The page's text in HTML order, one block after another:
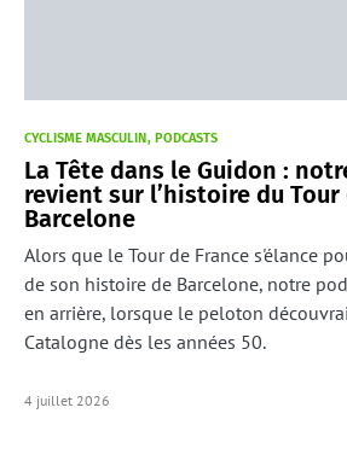
CYCLISME MASCULIN PODCASTS
La Tête dans le Guidon :
revient sur l’histoire du Tour
Barcelone
Alors que le Tour de France s'élance
de son histoire de Barcelone, notre
en arrière, lorsque le peloton
Catalogne dès les années 50.
4 juillet 2026